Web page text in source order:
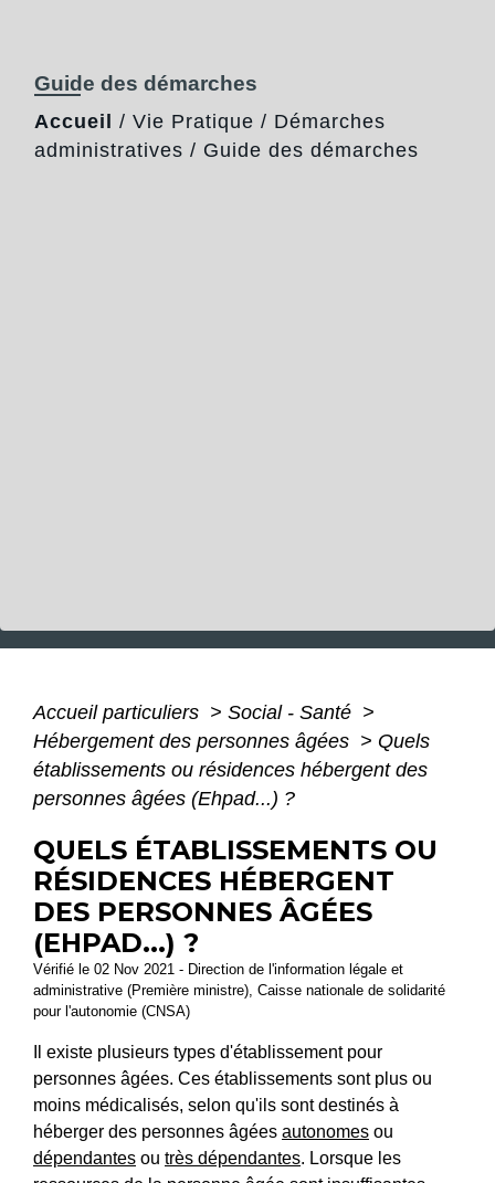
Guide des démarches
Accueil / Vie Pratique / Démarches
administratives / Guide des démarches
Accueil particuliers > Social - Santé >
Hébergement des personnes âgées > Quels
établissements ou résidences hébergent des
personnes âgées (Ehpad...) ?
QUELS ÉTABLISSEMENTS OU
RÉSIDENCES HÉBERGENT
DES PERSONNES ÂGÉES
(EHPAD...) ?
Vérifié le 02 Nov 2021 - Direction de l'information légale et
administrative (Première ministre), Caisse nationale de solidarité
pour l'autonomie (CNSA)
Il existe plusieurs types d'établissement pour
personnes âgées. Ces établissements sont plus ou
moins médicalisés, selon qu'ils sont destinés à
héberger des personnes âgées autonomes ou
dépendantes ou très dépendantes. Lorsque les